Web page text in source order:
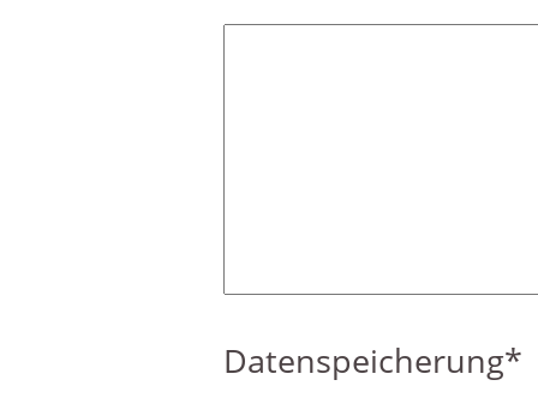
Datenspeicherung*